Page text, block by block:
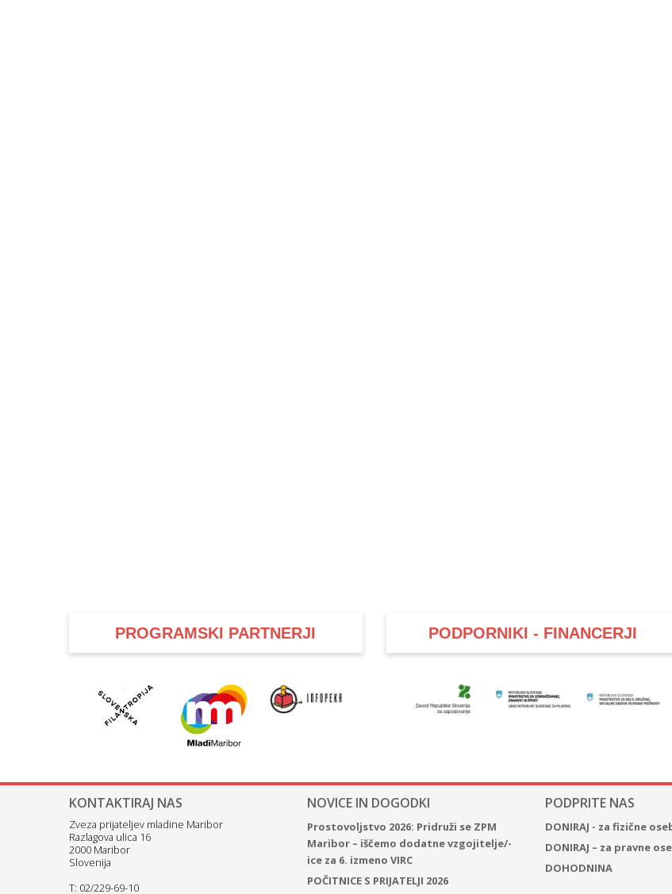
PROGRAMSKI PARTNERJI PODPORNIKI - FINANCERJI
KONTAKTIRAJ NAS
Zveza prijateljev mladine Maribor
Razlagova ulica 16
2000 Maribor
Slovenija
T: 02/229-69-10
NOVICE IN DOGODKI
Prostovoljstvo 2026: Pridruži se ZPM
Maribor – iščemo dodatne vzgojitelje/-
ice za 6. izmeno VIRC
POČITNICE S PRIJATELJI 2026
PODPRITE NAS
DONIRAJ - za fizične
DONIRAJ – za pravne
DOHODNINA